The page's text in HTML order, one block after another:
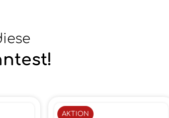
AKTION